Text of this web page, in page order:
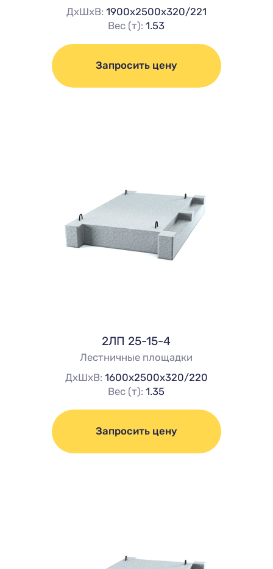
ДхШхВ: 1900х2500х320/221
Вес (т):1.53
Запросить цену
2ЛП 25-15-4
Лестничные площадки
ДхШхВ: 1600х2500х320/220
Вес (т):1.35
Запросить цену